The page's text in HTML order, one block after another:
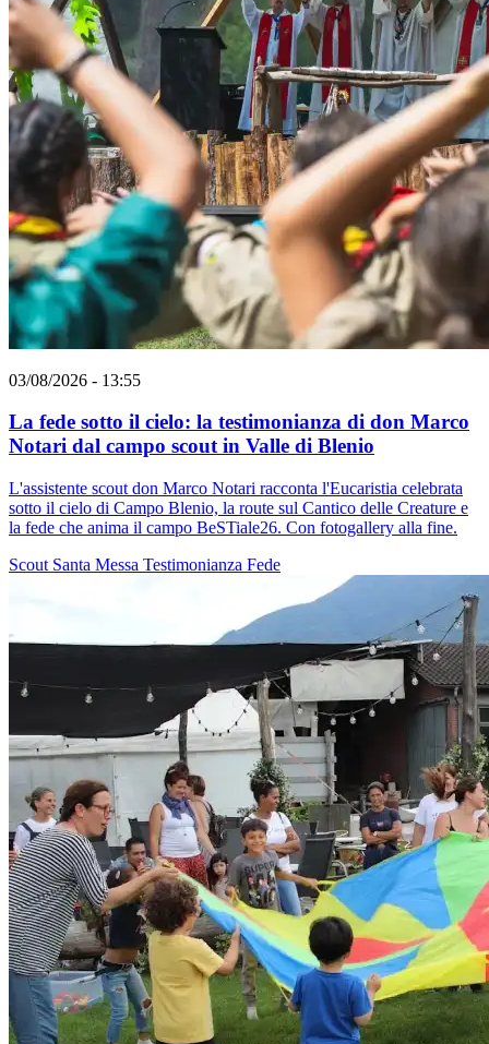
03/08/2026 - 13:55
La fede sotto il cielo: la testimonianza di don Marco
Notari dal campo scout in Valle di Blenio
L'assistente scout don Marco Notari racconta l'Eucaristia celebrata
sotto il cielo di Campo Blenio, la route sul Cantico delle Creature e
la fede che anima il campo BeSTiale26. Con fotogallery alla fine.
Scout Santa Messa Testimonianza Fede